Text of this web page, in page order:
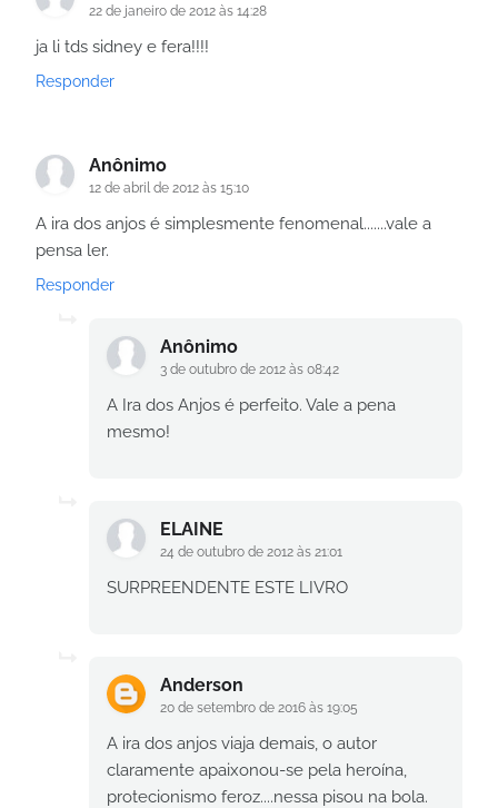
22 de janeiro de 2012 às 14:28
ja li tds sidney e fera!!!!
Responder
Anônimo
12 de abril de 2012 às 15:10
A ira dos anjos é simplesmente fenomenal.......vale a
pensa ler.
Responder
Anônimo
3 de outubro de 2012 às 08:42
A Ira dos Anjos é perfeito. Vale a pena
mesmo!
ELAINE
24 de outubro de 2012 às 21:01
SURPREENDENTE ESTE LIVRO
Anderson
20 de setembro de 2016 às 19:05
A ira dos anjos viaja demais, o autor
claramente apaixonou-se pela heroína,
protecionismo feroz....nessa pisou na bola.